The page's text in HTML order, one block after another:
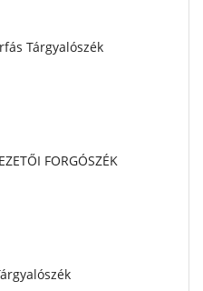
Tárgyalószék
FORGÓSZÉK